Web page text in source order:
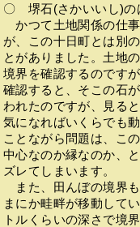
〇 堺石(さかいいし)の
かつて土地関係の仕
が、この十日町とは別
とがありました。土地
境界を確認するのです
確認すると、そこの石
われたのですが、見る
気になればいくらでも
ことながら問題は、こ
中心なのか縁なのか、
ズレてしまいます。
また、田んぼの境界
まにか畦畔が移動して
トルくらいの深さで境